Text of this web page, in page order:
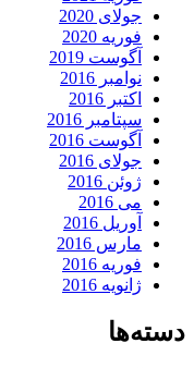
جولای 2020
فوریه 2020
آگوست 2019
نوامبر 2016
اکتبر 2016
سپتامبر 2016
آگوست 2016
جولای 2016
ژوئن 2016
می 2016
آوریل 2016
مارس 2016
فوریه 2016
ژانویه 2016
دسته‌ها